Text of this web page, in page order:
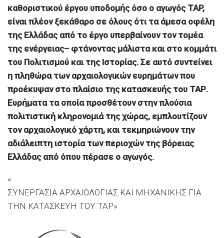
καθοριστικού έργου υποδομής όσο ο αγωγός TAP,
είναι πλέον ξεκάθαρο σε όλους ότι τα άμεσα οφέλη
της Ελλάδας από το έργο υπερβαίνουν τον τομέα
της ενέργειας– φτάνοντας μάλιστα και στο κομμάτι
του Πολιτισμού και της Ιστορίας. Σε αυτό συντείνει
η πληθώρα των αρχαιολογικών ευρημάτων που
προέκυψαν στο πλαίσιο της κατασκευής του ΤΑΡ.
Ευρήματα τα οποία προσθέτουν στην πλούσια
πολιτιστική κληρονομιά της χώρας, εμπλουτίζουν
τον αρχαιολογικό χάρτη, και τεκμηριώνουν την
αδιάλειπτη ιστορία των περιοχών της βόρειας
Ελλάδας από όπου πέρασε ο αγωγός.
ΣΥΝΕΡΓΑΣΙΑ ΑΡΧΑΙΟΛΟΓΙΑΣ ΚΑΙ ΜΗΧΑΝΙΚΗΣ ΓΙΑ
ΤΗΝ ΚΑΤΑΣΚΕΥΗ ΤΟΥ ΤΑΡ